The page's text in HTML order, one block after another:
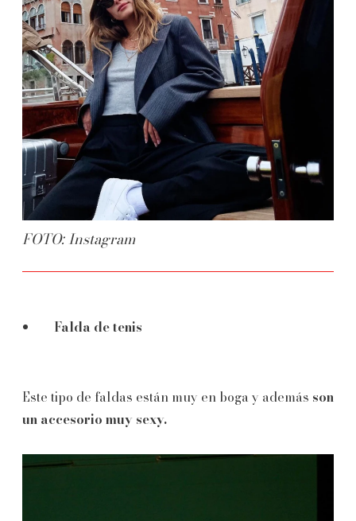
FOTO: Instagram
Falda de tenis
Este tipo de faldas están muy en boga y además son
un accesorio muy sexy.